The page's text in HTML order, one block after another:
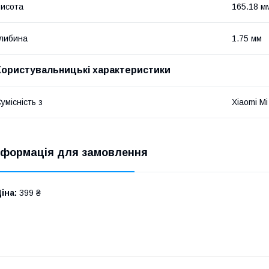
165.18
1.75 мм
характеристики
з Xiaomi
для замовлення
399 ₴